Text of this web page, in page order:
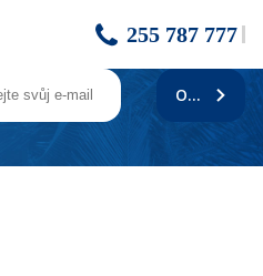
255 787 777
ODEBÍRAT